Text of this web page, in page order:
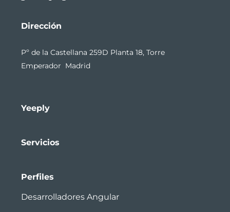
Dirección
Pº de la Castellana 259D Planta 18, Torre
Emperador Madrid
Yeeply
Servicios
Perfiles
Desarrolladores Angular